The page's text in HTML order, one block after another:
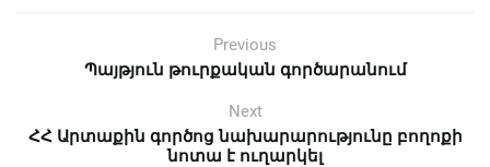
Previous
Պայթյուն թուրքական գործարանում
Next
ՀՀ Արտաքին գործոց նախարարությունը բողոքի
նոտա է ուղարկել